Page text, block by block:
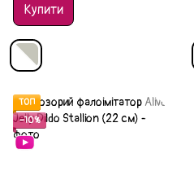
Купити
ТОП
−10%